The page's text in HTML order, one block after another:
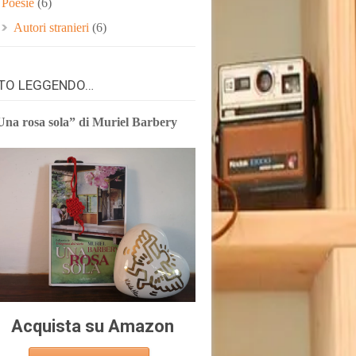
Autori stranieri (6)
LEGGENDO…
rosa sola” di Muriel Barbery
Acquista su Amazon